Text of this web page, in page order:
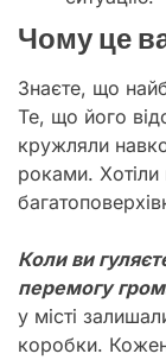
Чому це
Знаєте, що
Те, що його
кружляли
роками. Хотіли
Коли ви
перемогу
у місті
коробки. Кожен